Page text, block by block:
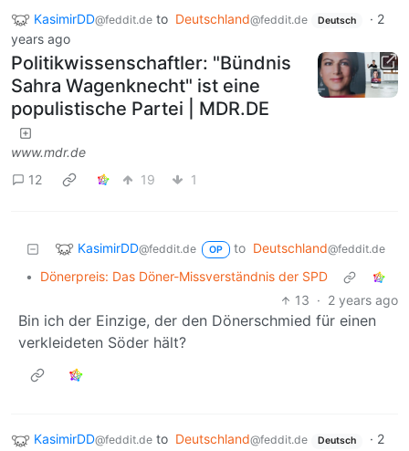
KasimirDD@feddit.de to Deutschland@feddit.de Deutsch · 2
years ago
Politikwissenschaftler: "Bündnis
Sahra Wagenknecht" ist eine
populistische Partei | MDR.DE
www.mdr.de
12
19 1
KasimirDD@feddit.de OP to Deutschland@feddit.de
•
Dönerpreis: Das Döner-Missverständnis der SPD
13 · 2 years ago
Bin ich der Einzige, der den Dönerschmied für einen
verkleideten Söder hält?
KasimirDD@feddit.de to Deutschland@feddit.de Deutsch · 2